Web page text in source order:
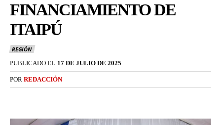
FINANCIAMIENTO DE
ITAIPÚ
REGIÓN
PUBLICADO EL 17 DE JULIO DE 2025
POR REDACCIÓN